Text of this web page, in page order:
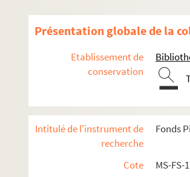
Présentation globale de la
Etablissement de
conservation
Intitulé de l'instrument de
recherche
Fonds
Cote
MS-FS-
Lettres de Pierre-Marcel
Lettres à Pierre-Marcel Adéma
A-B
4-MS-FS-17-1215.
4-MS-FS-17-1207.
4-MS-FS-17-1148.
4-MS-FS-17-1183. Auric,